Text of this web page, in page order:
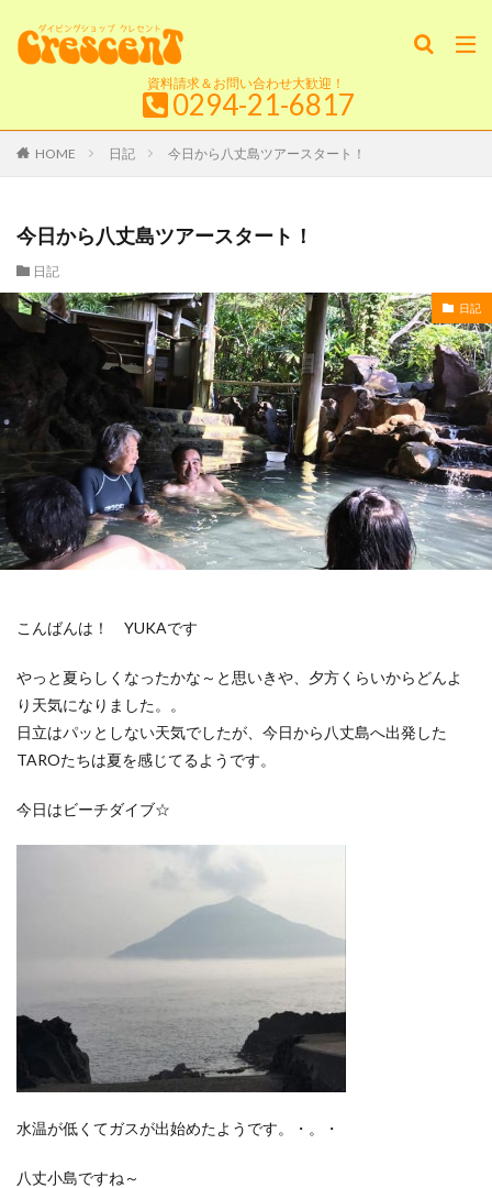
資料請求＆お問い合わせ大歓迎！
0294-21-6817
HOME 日記 今日から八丈島ツアースタート！
今日から八丈島ツアースタート！
日記
日記
こんばんは！ YUKAです
やっと夏らしくなったかな～と思いきや、夕方くらいからどんよ
り天気になりました。。
日立はパッとしない天気でしたが、今日から八丈島へ出発した
TAROたちは夏を感じてるようです。
今日はビーチダイブ☆
水温が低くてガスが出始めたようです。・。・
八丈小島ですね～